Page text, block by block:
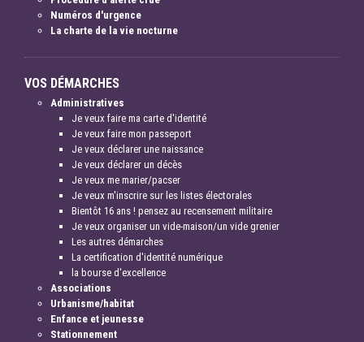
Numéros d'urgence
La charte de la vie nocturne
VOS DÉMARCHES
Administratives
Je veux faire ma carte d'identité
Je veux faire mon passeport
Je veux déclarer une naissance
Je veux déclarer un décès
Je veux me marier/pacser
Je veux m'inscrire sur les listes électorales
Bientôt 16 ans ! pensez au recensement militaire
Je veux organiser un vide-maison/un vide grenier
Les autres démarches
La certification d'identité numérique
la bourse d'excellence
Associations
Urbanisme/habitat
Enfance et jeunesse
Stationnement